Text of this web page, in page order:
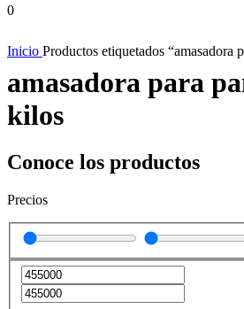
0
Inicio Productos etiquetados “amasadora
amasadora para
kilos
Conoce los productos
Precios